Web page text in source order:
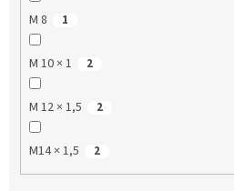
M 8 1
M 10 × 1 2
M 12 × 1,5 2
M14 × 1,5 2